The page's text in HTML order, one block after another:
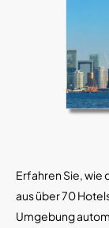
Erfahren Sie, wie
aus über 70
Umgebung